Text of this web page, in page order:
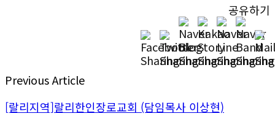
공유하기
Previous Article
[랄리지역]랄리한인장로교회 (담임목사 이상현)